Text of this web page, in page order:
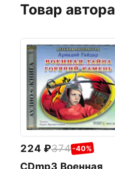
Товар автора
224 374 -40%
CDmp3 Военная